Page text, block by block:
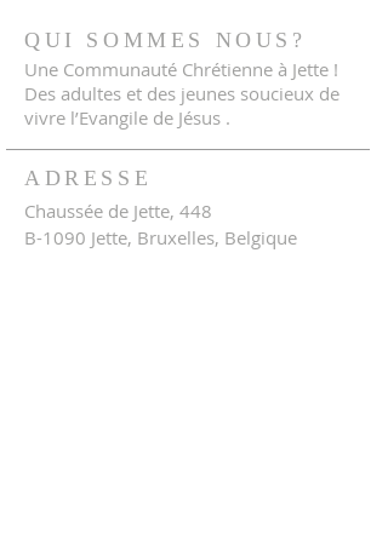
QUI SOMMES NOUS?
ADRESSE
Une Communauté Chrétienne à Jette !
Des adultes et des jeunes soucieux de
vivre l’Evangile de Jésus .
Chaussée de Jette, 448
B-1090 Jette, Bruxelles, Belgique